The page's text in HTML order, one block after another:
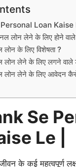
Loan Kaise
लोन लेने के लिए होने वाले
लोन के लिए विशेषता ?
लोन लेने के लिए लगने वाले
लोन लेने के लिए आवेदन
Se
Le |
के कई महत्वपूर्ण